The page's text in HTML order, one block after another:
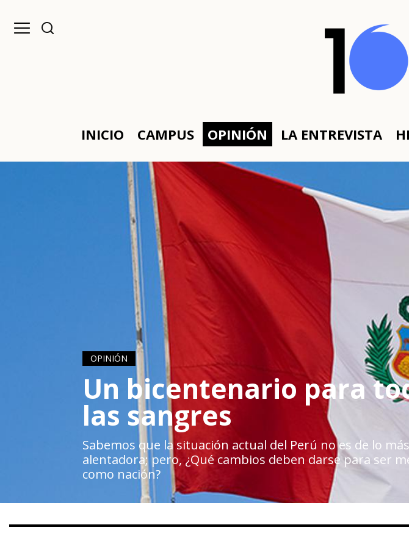
INICIO CAMPUS OPINIÓN LA ENTREVISTA
OPINIÓN
Un bicentenario para
las sangres
Sabemos que la situación actual del Perú no es de lo más
alentadora; pero, ¿Qué cambios deben darse para ser
como nación?